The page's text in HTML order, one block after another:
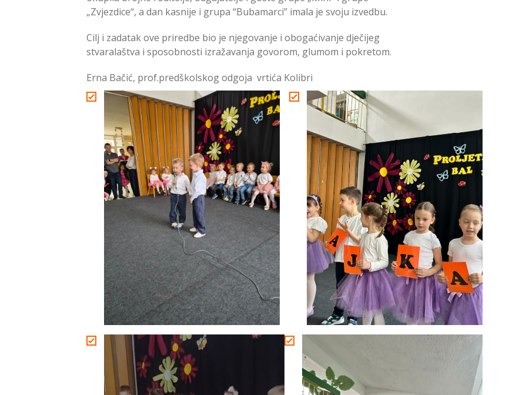
„Zvjezdice“, a dan kasnije i grupa “Bubamarci” imala je svoju izvedbu.
Cilj i zadatak ove priredbe bio je njegovanje i obogaćivanje dječijeg
stvaralaštva i sposobnosti izražavanja govorom, glumom i pokretom.
Erna Bačić, prof.predškolskog odgoja vrtića Kolibri